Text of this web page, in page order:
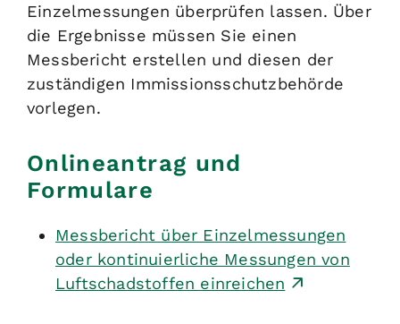
Einzelmessungen überprüfen lassen. Über
die Ergebnisse müssen Sie einen
Messbericht erstellen und diesen der
zuständigen Immissionsschutzbehörde
vorlegen.
Onlineantrag und
Formulare
Messbericht über Einzelmessungen
oder kontinuierliche Messungen von
Luftschadstoffen einreichen